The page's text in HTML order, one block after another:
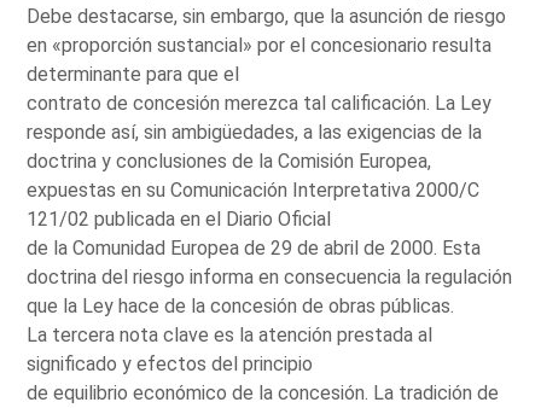
Debe destacarse, sin embargo, que la asunción de riesgo
en «proporción sustancial» por el concesionario resulta
determinante para que el
contrato de concesión merezca tal calificación. La Ley
responde así, sin ambigüedades, a las exigencias de la
doctrina y conclusiones de la Comisión Europea,
expuestas en su Comunicación Interpretativa 2000/C
121/02 publicada en el Diario Oficial
de la Comunidad Europea de 29 de abril de 2000. Esta
doctrina del riesgo informa en consecuencia la regulación
que la Ley hace de la concesión de obras públicas.
La tercera nota clave es la atención prestada al
significado y efectos del principio
de equilibrio económico de la concesión. La tradición de